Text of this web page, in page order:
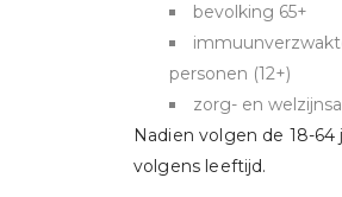
bevolking 65+
personen (12+)
zorg- en
Nadien volgen de 18-64
volgens leeftijd.